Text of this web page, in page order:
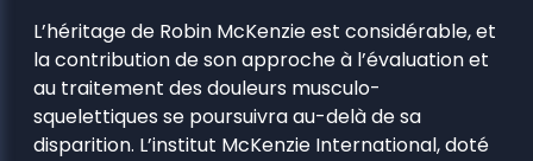
L’héritage de Robin McKenzie est considérable, et
la contribution de son approche à l’évaluation et
au traitement des douleurs musculo-
squelettiques se poursuivra au-delà de sa
disparition. L’institut McKenzie International, doté